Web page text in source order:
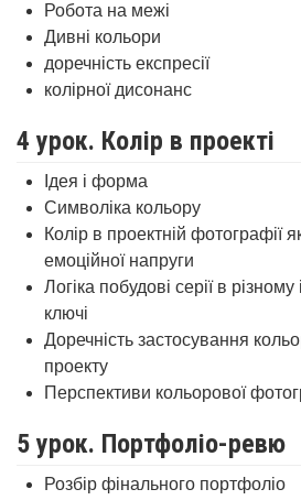
Робота на межі
Дивні кольори
доречність експресії
колірної дисонанс
4 урок. Колір в проекті
Ідея і форма
Символіка кольору
Колір в проектній фотографії
емоційної напруги
Логіка побудові серії в
ключі
Доречність застосування
проекту
Перспективи кольорової
5 урок. Портфоліо-ревю
Розбір фінального портфоліо